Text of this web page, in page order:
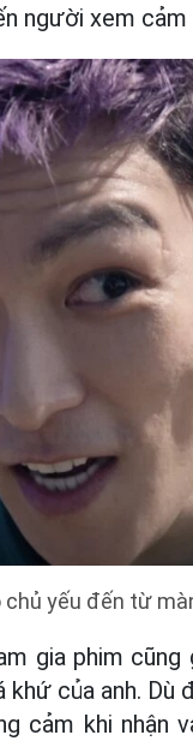
người xem
yếu đến từ
gia phim cũng
của anh. Dù
cảm khi nhận